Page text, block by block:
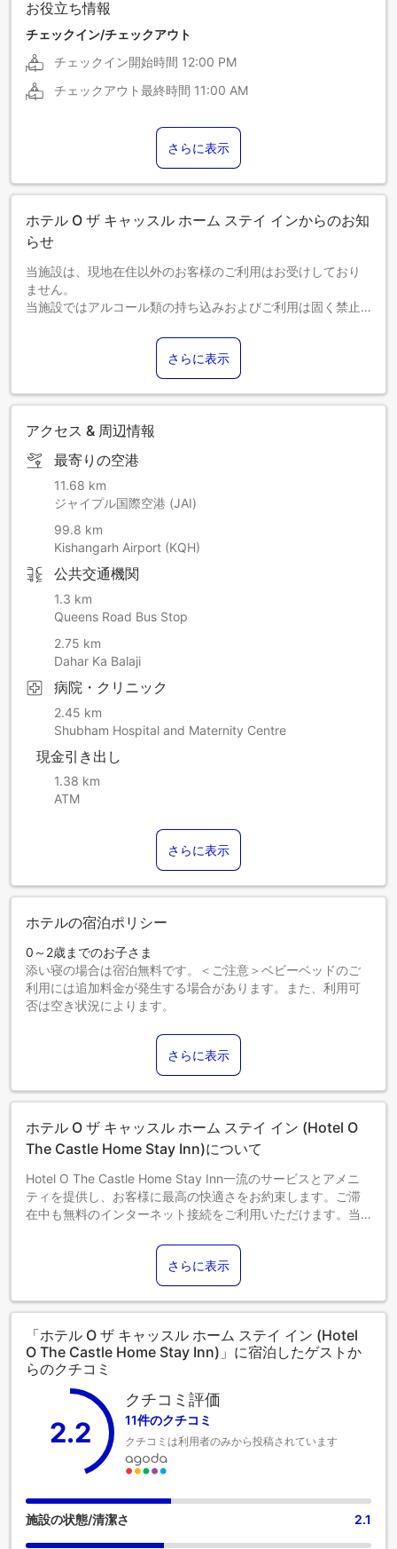
お役立ち情報
チェックイン/チェックアウト
チェックイン開始時間 12:00 PM
チェックアウト最終時間 11:00 AM
さらに表示
ホテル O ザ キャッスル ホーム ステイ インからのお知
らせ
当施設は、現地在住以外のお客様のご利用はお受けしており
ません。
当施設ではアルコール類の持ち込みおよびご利用は固く禁止
【税金】政府方針による租税体系の改定により課税額が変更
されます。この変更はすべてのご予約に適用され、チェック
アウト時に差額を追加でお支払いいただくことになりますの
で、あらかじめご了承ください。
さらに表示
アクセス & 周辺情報
最寄りの空港
11.68 km
ジャイプル国際空港 (JAI)
99.8 km
Kishangarh Airport (KQH)
公共交通機関
1.3 km
Queens Road Bus Stop
2.75 km
Dahar Ka Balaji
病院・クリニック
2.45 km
Shubham Hospital and Maternity Centre
現金引き出し
1.38 km
ATM
さらに表示
ホテルの宿泊ポリシー
0～2歳までのお子さま
添い寝の場合は宿泊無料です。＜ご注意＞ベビーベッドのご
利用には追加料金が発生する場合があります。また、利用可
否は空き状況によります。
添い寝の場合は宿泊無料です。
6歳以上のゲストは大人とみなされます。
エキストラベッドの追加可否は、お部屋タイプにより異なり
ます。各部屋タイプ欄の記載をご確認ください。
さらに表示
ホテル O ザ キャッスル ホーム ステイ イン (Hotel O
The Castle Home Stay Inn)について
Hotel O The Castle Home Stay Inn一流のサービスとアメニ
ティを提供し、お客様に最高の快適さをお約束します。ご滞
在中も無料のインターネット接続をご利用いただけます。当
ます。 フロントデスクが提供するコンシェルジュサービスを
利用して、毎日のアクティビティや旅行の計画を簡単に立て
ることができます。 リラックスしたいなら、ルームサービス
などの室内設備・サービスで、お部屋で過ごす時間を最大限
の良い環境を提供しております。喫煙は指定された喫煙ゾー
ンに限られます。居心地の良さを追求した各客室は、快適さ
を保ちながら、静かな眠りをお約束する様々な機能を備えて
います。一部の客室では、お客様の利便性と満足のために、
エアコンやリネンサービスを提供しています。一部の客室で
は、室内ビデオストリーミング、日刊新聞、テレビなどのア
ミューズメントをお楽しみいただけます。バスローブ、タオ
ル、または一部の客室バスルームで利用できるヘアドライヤ
ださい。 ホテル O ザ キャッスル ホーム ステイ インでは毎
朝、手作りの美味しい朝食で一日がスタートします。
さらに表示
「ホテル O ザ キャッスル ホーム ステイ イン (Hotel
O The Castle Home Stay Inn)」に宿泊したゲストか
らのクチコミ
2.2
クチコミ評価
11件のクチコミ
クチコミは利用者のみから投稿されています
施設の状態/清潔さ 2.1